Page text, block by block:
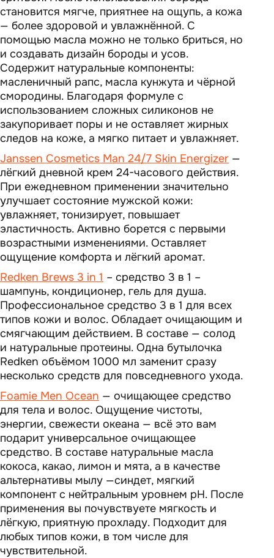
становится мягче, приятнее на ощупь, а кожа
— более здоровой и увлажнённой. С
помощью масла можно не только бриться, но
и создавать дизайн бороды и усов.
Содержит натуральные компоненты:
масленичный рапс, масла кунжута и чёрной
смородины. Благодаря формуле с
использованием сложных силиконов не
закупоривает поры и не оставляет жирных
следов на коже, а мягко питает и увлажняет.
Janssen Cosmetics Man 24/7 Skin Energizer —
лёгкий дневной крем 24-часового действия.
При ежедневном применении значительно
улучшает состояние мужской кожи:
увлажняет, тонизирует, повышает
эластичность. Активно борется с первыми
возрастными изменениями. Оставляет
ощущение комфорта и лёгкий аромат.
Redken Brews 3 in 1 – средство 3 в 1 –
шампунь, кондиционер, гель для душа.
Профессиональное средство 3 в 1 для всех
типов кожи и волос. Обладает очищающим и
смягчающим действием. В составе — солод
и натуральные протеины. Одна бутылочка
Redken объёмом 1000 мл заменит сразу
несколько средств для повседневного ухода.
Foamie Men Ocean — очищающее средство
для тела и волос. Ощущение чистоты,
энергии, свежести океана — всё это вам
подарит универсальное очищающее
средство. В составе натуральные масла
кокоса, какао, лимон и мята, а в качестве
альтернативы мылу —синдет, мягкий
компонент с нейтральным уровнем pH. После
применения вы почувствуете мягкость и
лёгкую, приятную прохладу. Подходит для
любых типов кожи, в том числе для
чувствительной.